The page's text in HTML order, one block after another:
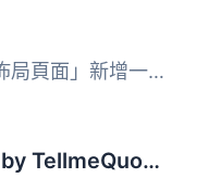
此外掛會在「側邊欄佈局頁面」新增一個「每日 Dilbert 漫畫」...
Quote of The Day by TellmeQuotes